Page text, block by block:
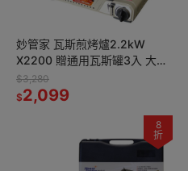
妙管家 瓦斯煎烤爐2.2kW
X2200 贈通用瓦斯罐3入 大面
積BBQ卡式烤爐 中秋/烤肉/燒
烤
$3,280
$2,099
8
折